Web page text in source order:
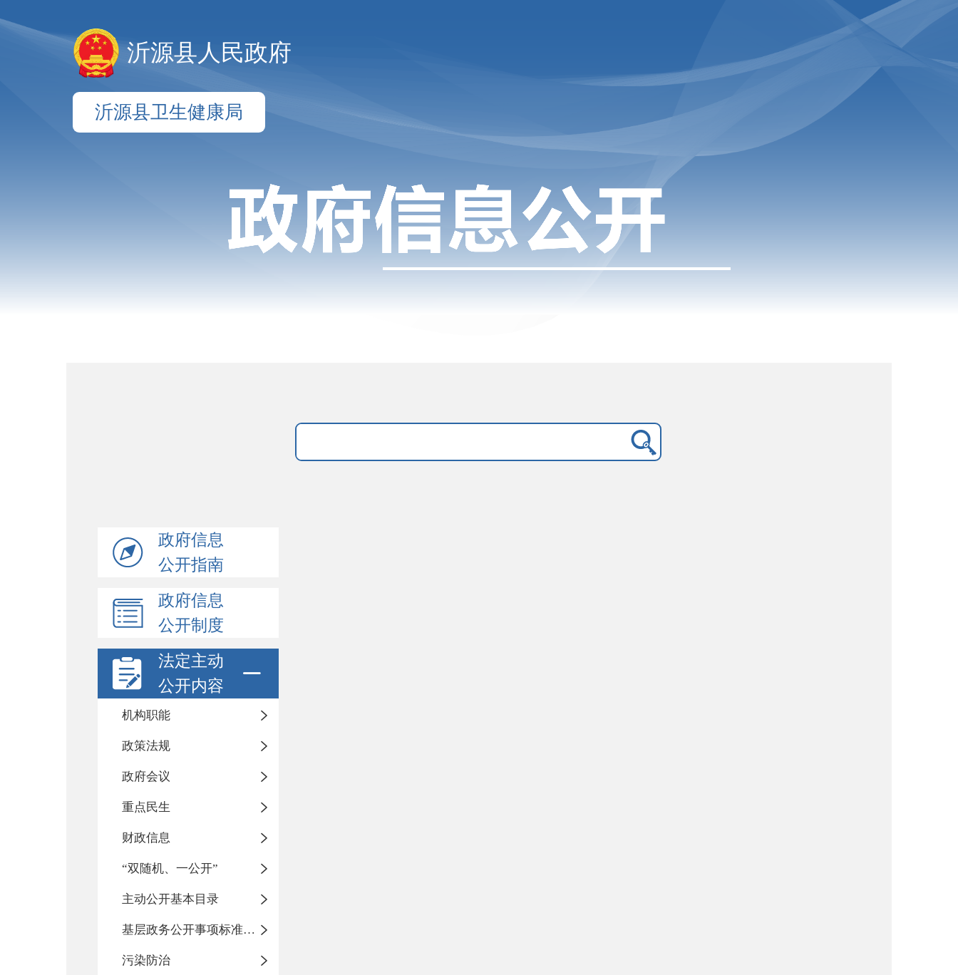
沂源县人民政府
沂源县卫生健康局
政府信息
公开指南
政府信息
公开制度
法定主动
公开内容
机构职能
政策法规
政府会议
重点民生
财政信息
“双随机、一公开”
主动公开基本目录
基层政务公开事项标准目录
污染防治